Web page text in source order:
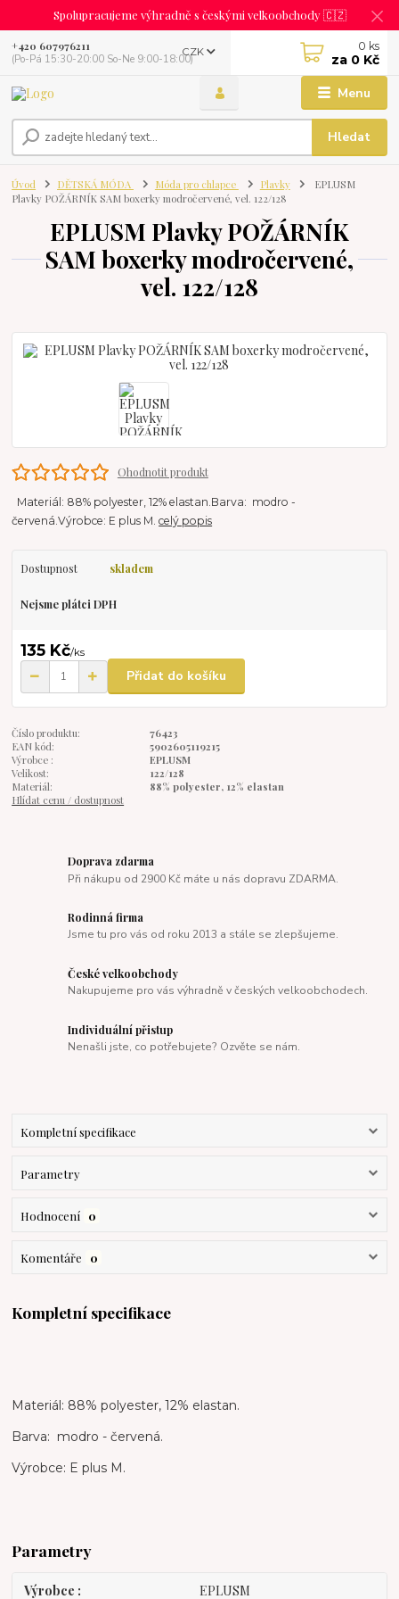
Spolupracujeme výhradně s českými velkoobchody 🇨🇿
Menu
CZK
Hledat
+420 607976211
(Po-Pá 15:30-20:00 So-Ne 9:00-18:00)
0 ks
za 0 Kč
Úvod DĚTSKÁ MÓDA Móda pro chlapce Plavky
EPLUSM
Plavky POŽÁRNÍK SAM boxerky modročervené, vel. 122/128
EPLUSM Plavky POŽÁRNÍK
SAM boxerky modročervené,
vel. 122/128
Ohodnotit produkt
Materiál: 88% polyester, 12% elastan.Barva: modro -
červená.Výrobce: E plus M.celý popis
Dostupnost skladem
Nejsme plátci DPH
135 Kč/ks
Přidat do košíku
Číslo produktu:
76423
EAN kód:
5902605119215
Výrobce :
EPLUSM
Velikost:
122/128
Materiál:
88% polyester, 12% elastan
Hlídat cenu / dostupnost
Doprava zdarma
Při nákupu od 2900 Kč máte u nás dopravu ZDARMA.
Rodinná firma
Jsme tu pro vás od roku 2013 a stále se zlepšujeme.
České velkoobchody
Nakupujeme pro vás výhradně v českých velkoobchodech.
Individuální přistup
Nenašli jste, co potřebujete? Ozvěte se nám.
Kompletní specifikace
Parametry
Hodnocení 0
Komentáře 0
Kompletní specifikace
Materiál: 88% polyester, 12% elastan.
Barva: modro - červená.
Výrobce: E plus M.
Parametry
Výrobce EPLUSM